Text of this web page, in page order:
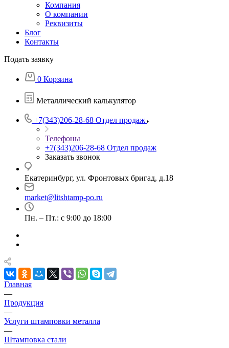
Компания
О компании
Реквизиты
Блог
Контакты
Подать заявку
0 Корзина
Металлический калькулятор
+7(343)206-28-68 Отдел продаж
Телефоны
+7(343)206-28-68 Отдел продаж
Заказать звонок
Екатеринбург, ул. Фронтовых бригад, д.18
market@litshtamp-po.ru
Пн. – Пт.: с 9:00 до 18:00
Главная
—
Продукция
—
Услуги штамповки металла
—
Штамповка стали